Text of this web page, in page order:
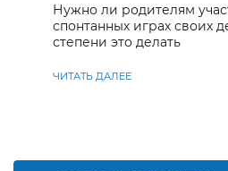
Нужно ли родителям
спонтанных играх своих
степени это делать
ЧИТАТЬ ДАЛЕЕ